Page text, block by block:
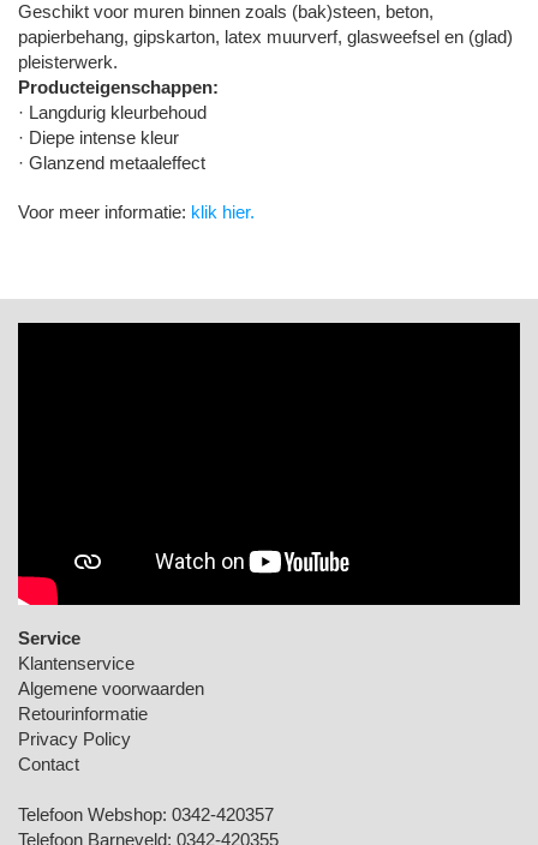
Geschikt voor muren binnen zoals (bak)steen, beton,
papierbehang, gipskarton, latex muurverf, glasweefsel en (glad)
pleisterwerk.
Producteigenschappen:
· Langdurig kleurbehoud
· Diepe intense kleur
· Glanzend metaaleffect
Voor meer informatie: klik hier.
Service
Klantenservice
Algemene voorwaarden
Retourinformatie
Privacy Policy
Contact
Telefoon Webshop: 0342-420357
Telefoon Barneveld: 0342-420355